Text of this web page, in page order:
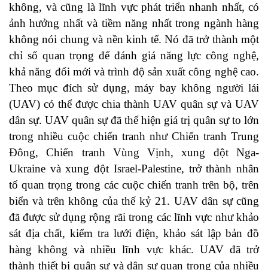
không, và cũng là lĩnh vực phát triển nhanh nhất, có
ảnh hưởng nhất và tiềm năng nhất trong ngành hàng
không nói chung và nền kinh tế. Nó đã trở thành một
chỉ số quan trọng để đánh giá năng lực công nghệ,
khả năng đổi mới và trình độ sản xuất công nghệ cao.
Theo mục đích sử dụng, máy bay không người lái
(UAV) có thể được chia thành UAV quân sự và UAV
dân sự. UAV quân sự đã thể hiện giá trị quân sự to lớn
trong nhiều cuộc chiến tranh như Chiến tranh Trung
Đông, Chiến tranh Vùng Vịnh, xung đột Nga-
Ukraine và xung đột Israel-Palestine, trở thành nhân
tố quan trọng trong các cuộc chiến tranh trên bộ, trên
biển và trên không của thế kỷ 21. UAV dân sự cũng
đã được sử dụng rộng rãi trong các lĩnh vực như khảo
sát địa chất, kiểm tra lưới điện, khảo sát lập bản đồ
hàng không và nhiều lĩnh vực khác. UAV đã trở
thành thiết bị quân sự và dân sự quan trọng của nhiều